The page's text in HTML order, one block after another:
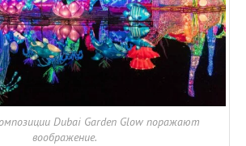
Dubai Garden Glow поражают
воображение.